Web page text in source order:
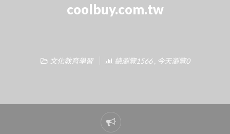
coolbuy.com.tw
文化教育學習 總瀏覽1566 , 今天瀏覽0
Report